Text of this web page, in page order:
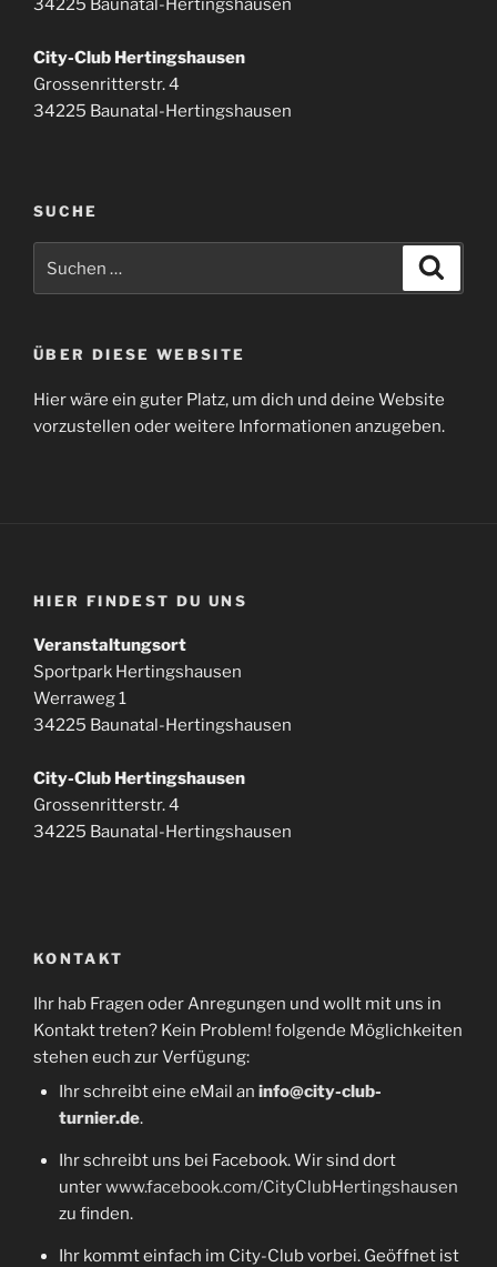
City-Club Hertingshausen
Grossenritterstr. 4
34225 Baunatal-Hertingshausen
SUCHE
nach:
ÜBER DIESE WEBSITE
Hier wäre ein guter Platz, um dich und deine Website
vorzustellen oder weitere Informationen anzugeben.
HIER FINDEST DU UNS
Veranstaltungsort
Sportpark Hertingshausen
Werraweg 1
34225 Baunatal-Hertingshausen
City-Club Hertingshausen
Grossenritterstr. 4
34225 Baunatal-Hertingshausen
KONTAKT
Ihr hab Fragen oder Anregungen und wollt mit uns in
Kontakt treten? Kein Problem! folgende Möglichkeiten
stehen euch zur Verfügung:
Ihr schreibt eine eMail an info@city-club-
turnier.de.
Ihr schreibt uns bei Facebook. Wir sind dort
unterwww.facebook.com/CityClubHertingshausen
zu finden.
Ihr kommt einfach im City-Club vorbei. Geöffnet ist